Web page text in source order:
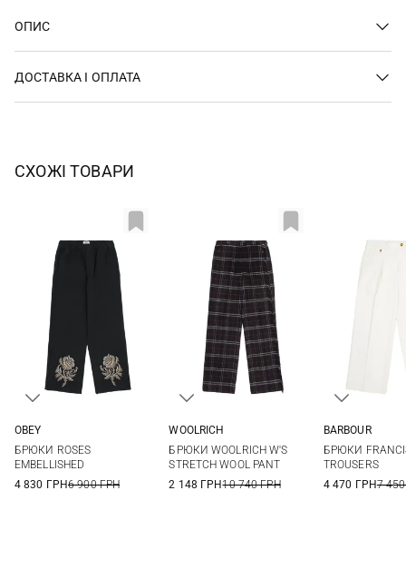
ОПИС
ДОСТАВКА І ОПЛАТА
СХОЖІ ТОВАРИ
OBEY
БРЮКИ ROSES
EMBELLISHED
4 830 ГРН6 900 ГРН
XL
WOOLRICH
БРЮКИ WOOLRICH W'S
STRETCH WOOL PANT
2 148 ГРН10 740 ГРН
16
BARBOUR
БРЮКИ
TROUSERS
4 470 ГРН7